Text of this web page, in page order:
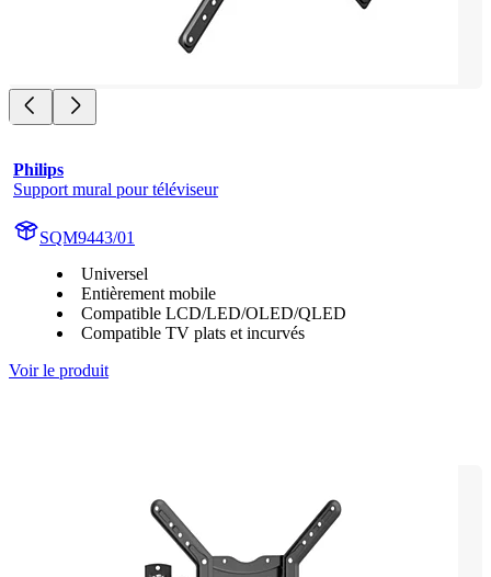
Philips
Support mural pour téléviseur
SQM9443/01
Universel
Entièrement mobile
Compatible LCD/LED/OLED/QLED
Compatible TV plats et incurvés
Voir le produit